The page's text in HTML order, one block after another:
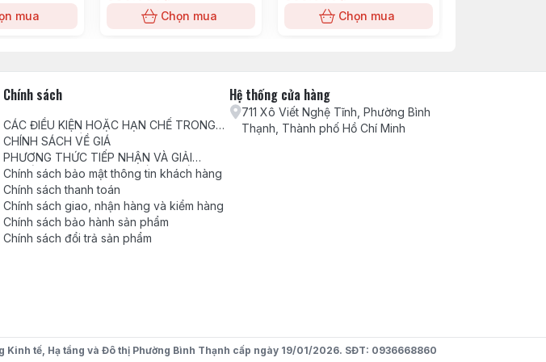
chuyển hơn khi xử lý các pha khó, đồng thời bảo vệ cổ chân một
mua Chọn mua Chọn mua
Chính sách
CÁC ĐIỀU KIỆN HOẶC HẠN CHẾ TRONG
VIỆC CUNG CẤP HÀNG HÓA, DỊCH VỤ
CHÍNH SÁCH VỀ GIÁ
PHƯƠNG THỨC TIẾP NHẬN VÀ GIẢI
QUYẾT PHẢN ÁNH, YÊU CẦU, KHIẾU NẠI
Chính sách bảo mật thông tin khách hàng
Chính sách thanh toán
Chính sách giao, nhận hàng và kiểm hàng
Chính sách bảo hành sản phẩm
Chính sách đổi trả sản phẩm
Hệ thống cửa hàng
711 Xô Viết Nghệ Tĩnh, Phường Bình
Thạnh, Thành phố Hồ Chí Minh
Kinh tế, Hạ tầng và Đô thị Phường Bình Thạnh cấp ngày 19/01/2026. SĐT: 0936668860